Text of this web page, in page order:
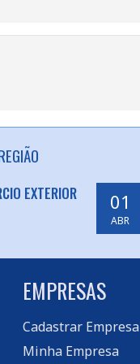
EXTERIOR 01
ABR
EMPRESAS
Cadastrar Empresa
Minha Empresa